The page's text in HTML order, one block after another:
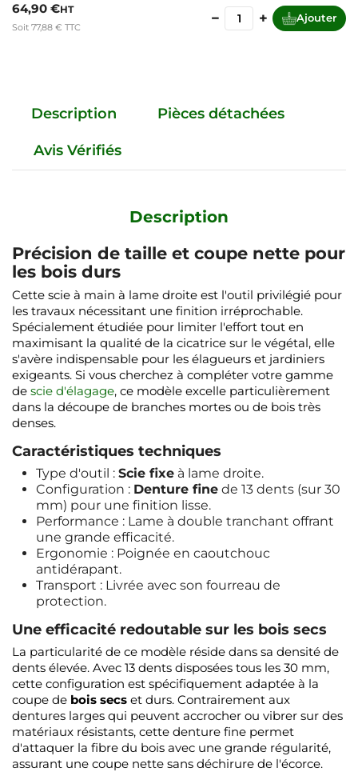
64,90 €HT
Soit 77,88 € TTC
− + Ajouter
Description Pièces détachées
Avis Vérifiés
Description
Précision de taille et coupe nette pour
les bois durs
Cette scie à main à lame droite est l'outil privilégié pour
les travaux nécessitant une finition irréprochable.
Spécialement étudiée pour limiter l'effort tout en
maximisant la qualité de la cicatrice sur le végétal, elle
s'avère indispensable pour les élagueurs et jardiniers
exigeants. Si vous cherchez à compléter votre gamme
de scie d'élagage, ce modèle excelle particulièrement
dans la découpe de branches mortes ou de bois très
denses.
Caractéristiques techniques
Type d'outil : Scie fixe à lame droite.
Configuration : Denture fine de 13 dents (sur 30
mm) pour une finition lisse.
Performance : Lame à double tranchant offrant
une grande efficacité.
Ergonomie : Poignée en caoutchouc
antidérapant.
Transport : Livrée avec son fourreau de
protection.
Une efficacité redoutable sur les bois secs
La particularité de ce modèle réside dans sa densité de
dents élevée. Avec 13 dents disposées tous les 30 mm,
cette configuration est spécifiquement adaptée à la
coupe de bois secs et durs. Contrairement aux
dentures larges qui peuvent accrocher ou vibrer sur des
matériaux résistants, cette denture fine permet
d'attaquer la fibre du bois avec une grande régularité,
assurant une coupe nette sans déchirure de l'écorce.